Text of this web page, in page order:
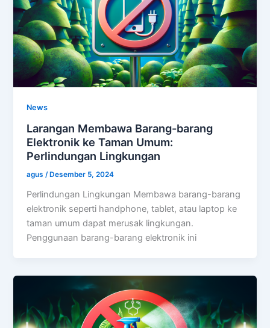
News
Larangan Membawa Barang-barang
Elektronik ke Taman Umum:
Perlindungan Lingkungan
agus/ Desember 5, 2024
Perlindungan Lingkungan Membawa barang-barang
elektronik seperti handphone, tablet, atau laptop ke
taman umum dapat merusak lingkungan.
Penggunaan barang-barang elektronik ini